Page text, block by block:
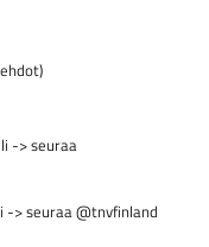
-> seuraa
> seuraa @tnvfinland